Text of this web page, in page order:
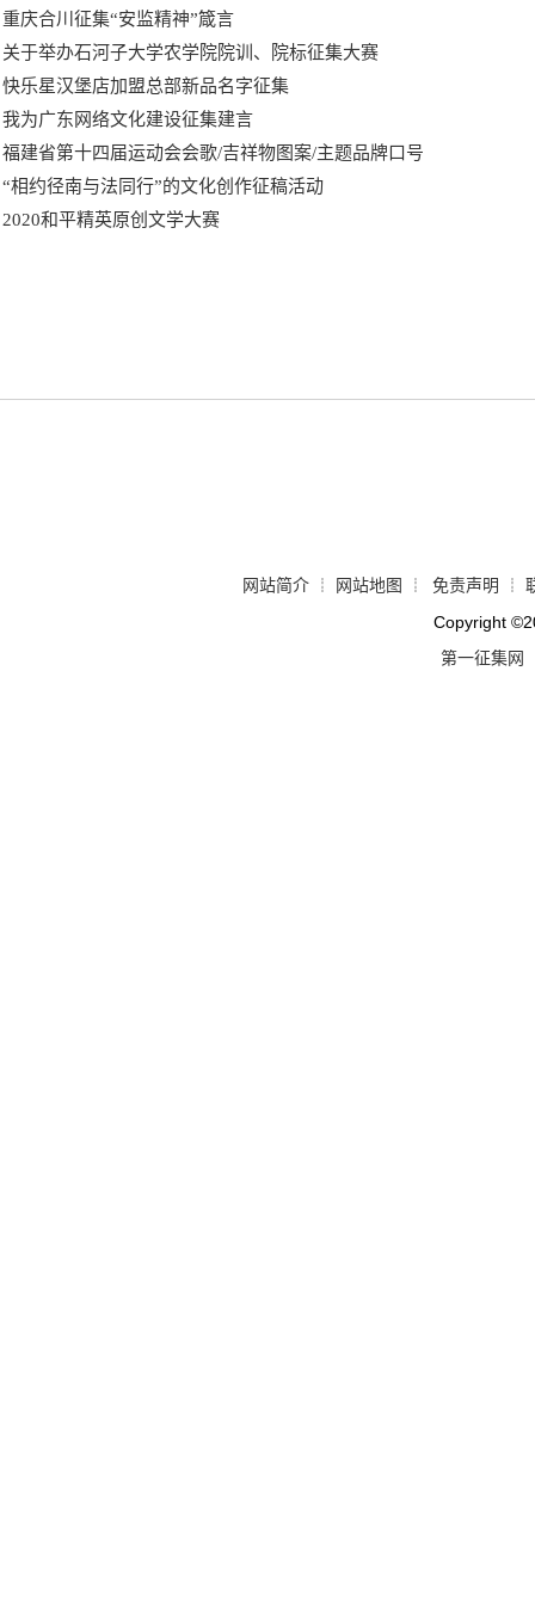
重庆合川征集“安监精神”箴言
关于举办石河子大学农学院院训、院标征集大赛
快乐星汉堡店加盟总部新品名字征集
我为广东网络文化建设征集建言
福建省第十四届运动会会歌/吉祥物图案/主题品牌口号
“相约径南与法同行”的文化创作征稿活动
2020和平精英原创文学大赛
网站简介 ┊ 网站地图 ┊ 免责声明 ┊
Copyright ©
第一征集网